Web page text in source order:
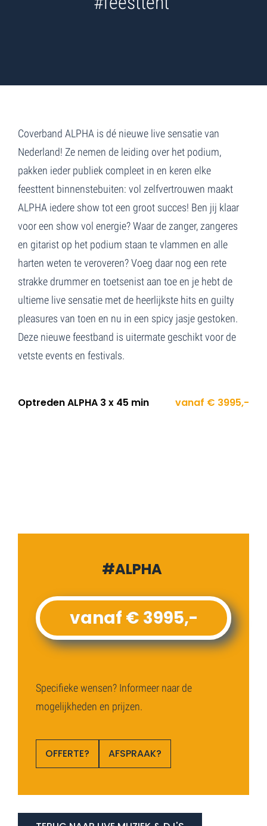
Coverband ALPHA is dé nieuwe live sensatie van
Nederland! Ze nemen de leiding over het podium,
pakken ieder publiek compleet in en keren elke
feesttent binnenstebuiten: vol zelfvertrouwen maakt
ALPHA iedere show tot een groot succes! Ben jij klaar
voor een show vol energie? Waar de zanger, zangeres
en gitarist op het podium staan te vlammen en alle
harten weten te veroveren? Voeg daar nog een rete
strakke drummer en toetsenist aan toe en je hebt de
ultieme live sensatie met de heerlijkste hits en guilty
pleasures van toen en nu in een spicy jasje gestoken.
Deze nieuwe feestband is uitermate geschikt voor de
vetste events en festivals.
Optreden ALPHA 3 x 45 min vanaf € 3995,-
#ALPHA
vanaf € 3995,-
Specifieke wensen? Informeer naar de
mogelijkheden en prijzen.
OFFERTE? AFSPRAAK?